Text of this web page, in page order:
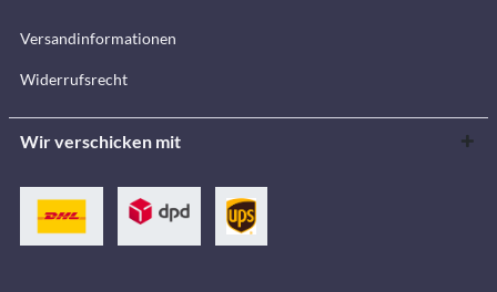
Versandinformationen
Widerrufsrecht
Wir verschicken mit